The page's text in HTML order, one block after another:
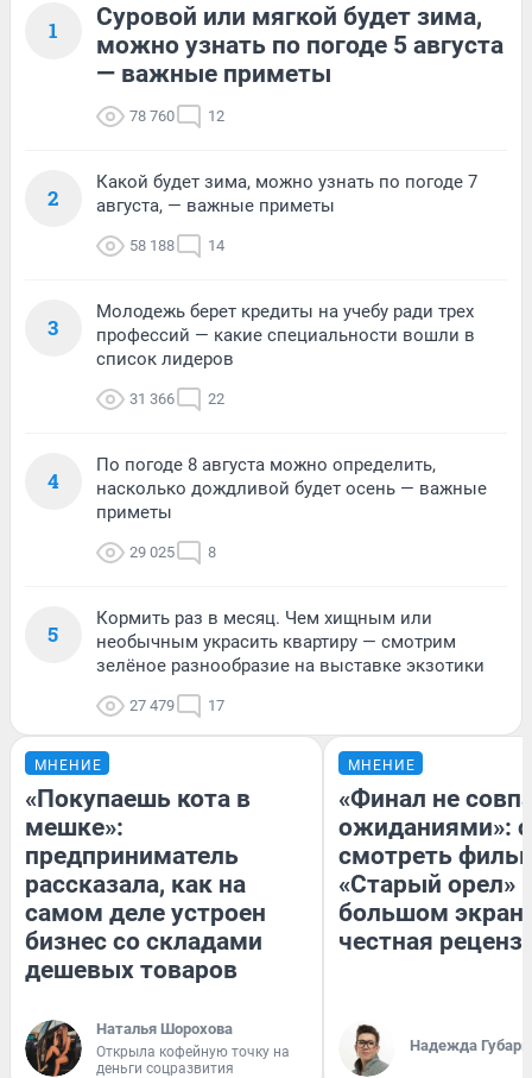
1
Суровой или мягкой будет зима,
можно узнать по погоде 5 августа
— важные приметы
78 760 12
2
Какой будет зима, можно узнать по погоде 7
августа, — важные приметы
58 188 14
3
Молодежь берет кредиты на учебу ради трех
профессий — какие специальности вошли в
список лидеров
31 366 22
4
По погоде 8 августа можно определить,
насколько дождливой будет осень — важные
приметы
29 025 8
5
Кормить раз в месяц. Чем хищным или
необычным украсить квартиру — смотрим
зелёное разнообразие на выставке экзотики
27 479 17
МНЕНИЕ
«Покупаешь кота в
мешке»:
предприниматель
рассказала, как на
самом деле устроен
бизнес со складами
дешевых товаров
Наталья Шорохова
Открыла кофейную точку на
деньги соцразвития
МНЕНИЕ
«Финал не
ожиданиями»:
смотреть
«Старый орел»
большом
честная
Надежда Губарь